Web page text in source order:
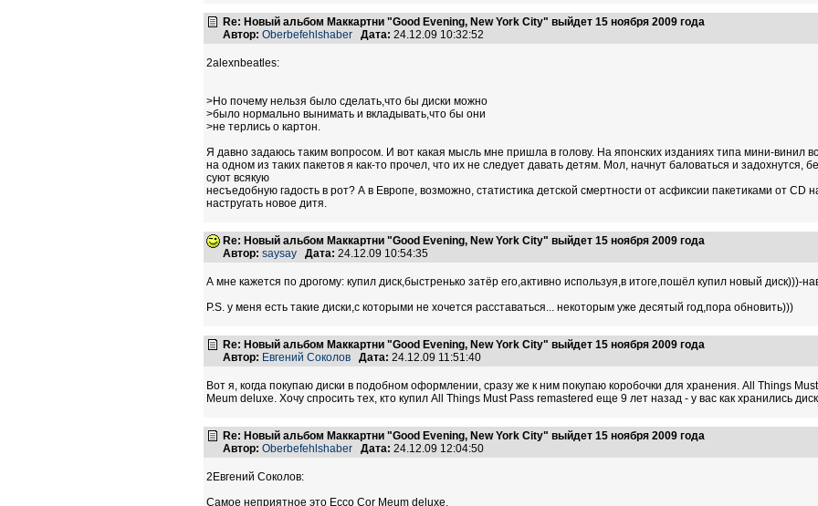
Re: Новый альбом Маккартни "Good Evening, New York City" выйдет 15 ноября 2009 года
Автор: Oberbefehlshaber Дата: 24.12.09 10:32:52
2alexnbeatles:
>Но почему нельзя было сделать,что бы диски можно
>было нормально вынимать и вкладывать,что бы они
>не терлись о картон.
Я давно задаюсь таким вопросом. И вот какая мысль мне пришла в голову. На японских изданиях типа мини-винил
на одном из таких пакетов я как-то прочел, что их не следует давать детям. Мол, начнут баловаться и
суют всякую
несъедобную гадость в рот? А в Европе, возможно, статистика детской смертности от асфиксии пакетиками от
настругать новое дитя.
Re: Новый альбом Маккартни "Good Evening, New York City" выйдет 15 ноября 2009 года
Автор: saysay Дата: 24.12.09 10:54:35
А мне кажется по дрогому: купил диск,быстренько затёр его,активно используя,в итоге,пошёл купил новый диск)))-
P.S. у меня есть такие диски,с которыми не хочется расставаться... некоторым уже десятый год,пора обновить)))
Re: Новый альбом Маккартни "Good Evening, New York City" выйдет 15 ноября 2009 года
Автор: Евгений Соколов Дата: 24.12.09 11:51:40
Вот я, когда покупаю диски в подобном оформлении, сразу же к ним покупаю коробочки для хранения. All Things
Meum deluxe. Хочу спросить тех, кто купил All Things Must Pass remastered еще 9 лет назад - у вас как хранились
Re: Новый альбом Маккартни "Good Evening, New York City" выйдет 15 ноября 2009 года
Автор: Oberbefehlshaber Дата: 24.12.09 12:04:50
2Евгений Соколов:
Самое неприятное это Ecco Cor Meum deluxe.